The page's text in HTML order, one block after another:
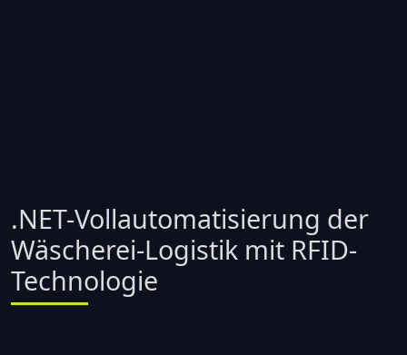
.NET-Vollautomatisierung der
Wäscherei-Logistik mit RFID-
Technologie